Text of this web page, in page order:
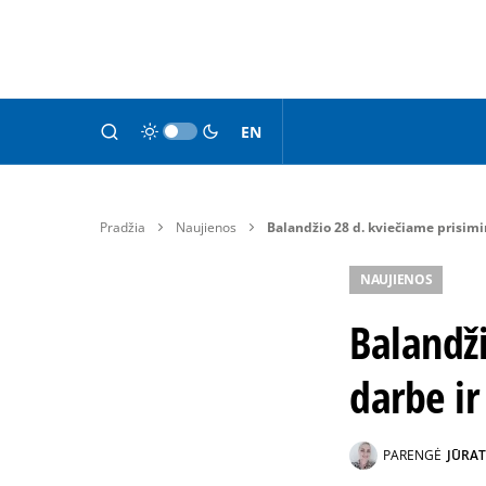
EN
Pradžia Naujienos Balandžio 28 d. kviečiame
NAUJIENOS
darbe
PARENGĖ